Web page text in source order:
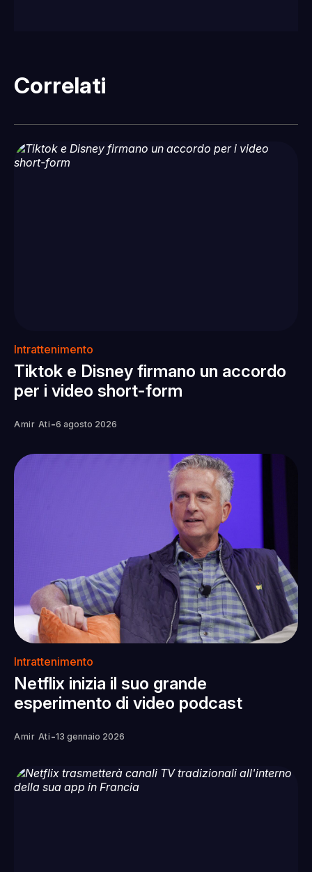
Correlati
Intrattenimento
Tiktok e Disney firmano un accordo
per i video short-form
Amir Ati -6 agosto 2026
Intrattenimento
Netflix inizia il suo grande
esperimento di video podcast
Amir Ati -13 gennaio 2026